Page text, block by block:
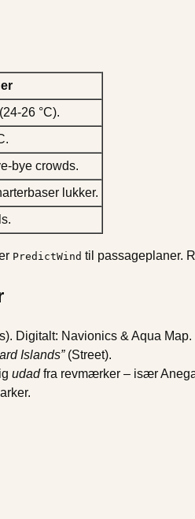
26 °C).
bye crowds.
lukker.
PredictWind til passageplaner.
Digitalt: Navionics & Aqua Map.
Islands”(Street).
udadfra revmærker – især